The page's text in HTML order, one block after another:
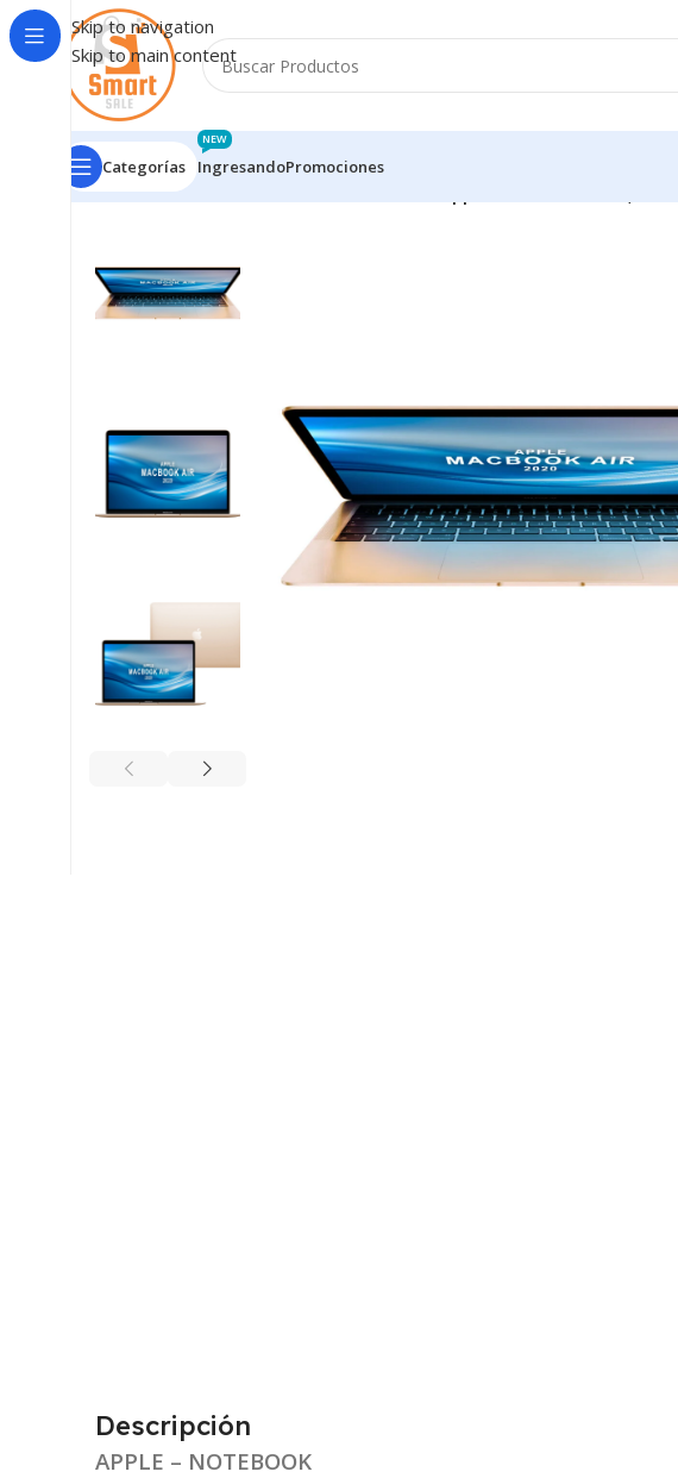
Skip to navigation
Skip to main content
Categorías Ingresando
NEW
Promociones
Inicio/Notebooks - Netbooks
Descripción
APPLE – NOTEBOOK